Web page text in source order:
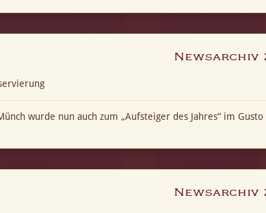
Newsarchiv
wurde nun auch zum „Aufsteiger des Jahres“ im
Newsarchiv